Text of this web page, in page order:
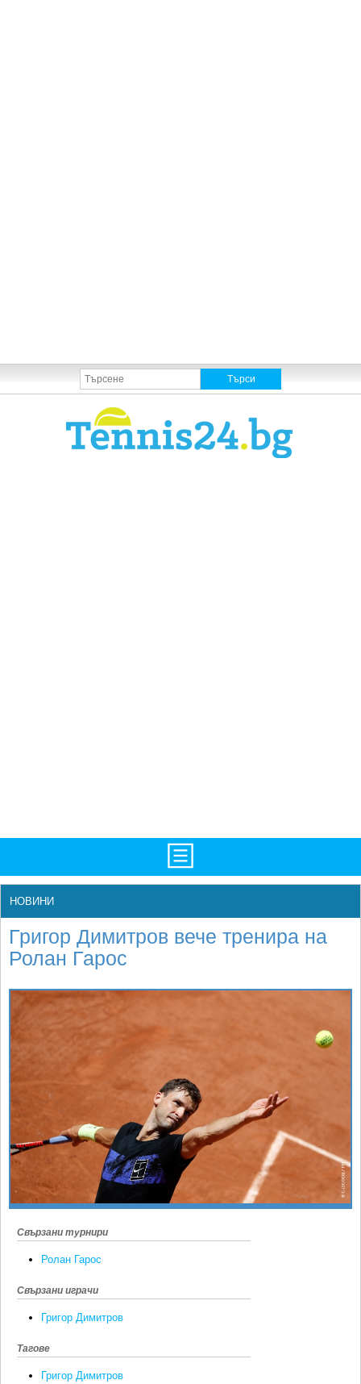
НОВИНИ
БГ
WTA
LIVE SCORES
ТУРНИРИ
КЛУБОВЕ
БЛОГ
ЖЪЛТО
РАКЕТНИ
Фотогалерии
Рекорди/Статистика
Екипировка
Любопитно
Истории
Спорт&Фитнес
Други
НОВИНИ
Григор Димитров вече тренира на
Ролан Гарос
Свързани турнири
Ролан Гарос
Свързани играчи
Григор Димитров
Тагове
Григор Димитров